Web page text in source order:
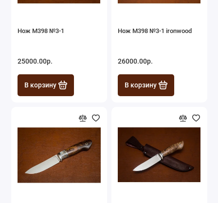
Нож М398 №3-1
25000.00р.
В корзину
Нож М398 №3-1 ironwood
26000.00р.
В корзину